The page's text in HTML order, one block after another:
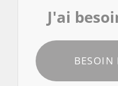
J'ai
BESOIN